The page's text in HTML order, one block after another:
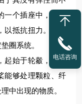
一个插座中，并将
抵抗扭力。螺旋
圈系统。
起始于轮觳，所以
能够处理颗粒、纤
中出现的物质。
电话咨询